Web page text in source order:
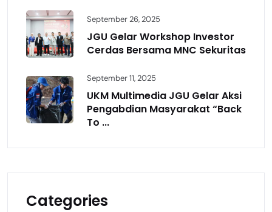
September 26, 2025
JGU Gelar Workshop Investor
Cerdas Bersama MNC Sekuritas
September 11, 2025
UKM Multimedia JGU Gelar Aksi
Pengabdian Masyarakat “Back
To ...
Categories